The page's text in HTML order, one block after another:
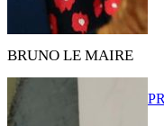
BRUNO LE MAIRE